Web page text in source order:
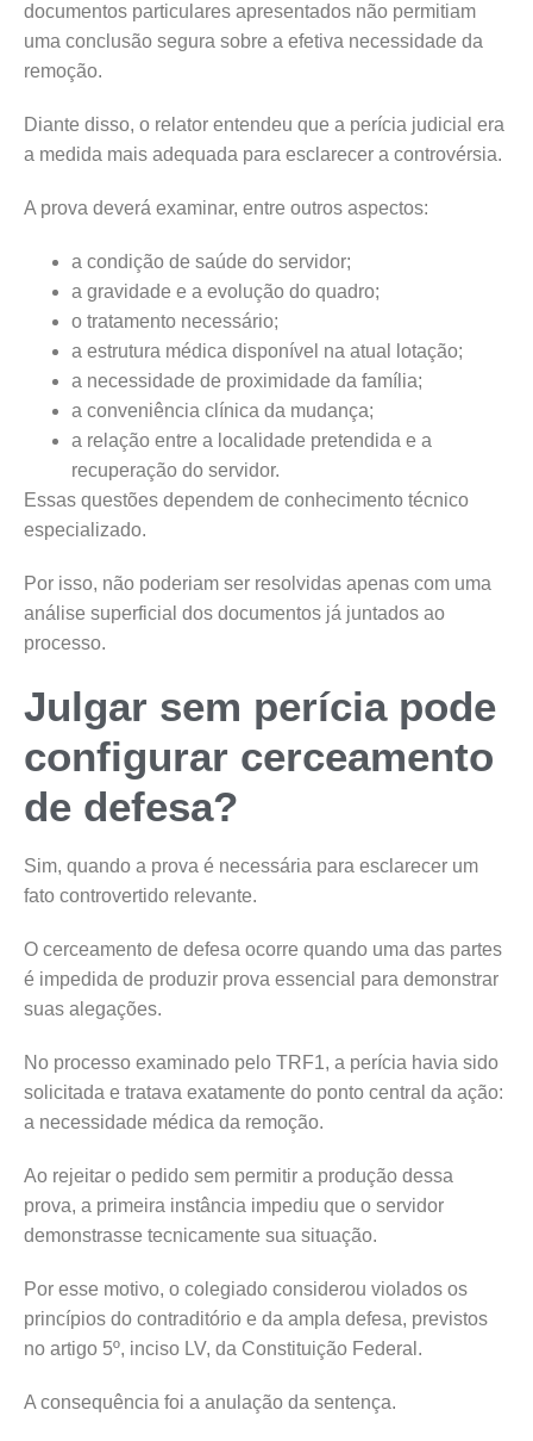
documentos particulares apresentados não permitiam
uma conclusão segura sobre a efetiva necessidade da
remoção.
Diante disso, o relator entendeu que a perícia judicial era
a medida mais adequada para esclarecer a controvérsia.
A prova deverá examinar, entre outros aspectos:
a condição de saúde do servidor;
a gravidade e a evolução do quadro;
o tratamento necessário;
a estrutura médica disponível na atual lotação;
a necessidade de proximidade da família;
a conveniência clínica da mudança;
a relação entre a localidade pretendida e a
recuperação do servidor.
Essas questões dependem de conhecimento técnico
especializado.
Por isso, não poderiam ser resolvidas apenas com uma
análise superficial dos documentos já juntados ao
processo.
Julgar sem perícia pode
configurar cerceamento
de defesa?
Sim, quando a prova é necessária para esclarecer um
fato controvertido relevante.
O cerceamento de defesa ocorre quando uma das partes
é impedida de produzir prova essencial para demonstrar
suas alegações.
No processo examinado pelo TRF1, a perícia havia sido
solicitada e tratava exatamente do ponto central da ação:
a necessidade médica da remoção.
Ao rejeitar o pedido sem permitir a produção dessa
prova, a primeira instância impediu que o servidor
demonstrasse tecnicamente sua situação.
Por esse motivo, o colegiado considerou violados os
princípios do contraditório e da ampla defesa, previstos
no artigo 5º, inciso LV, da Constituição Federal.
A consequência foi a anulação da sentença.